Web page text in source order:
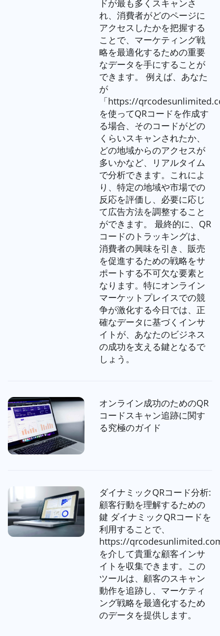
ドが最も多くスキャンさ
れ、消費者がどのページに
アクセスしたかを把握する
ことで、マーケティング戦
略を最適化するための重要
なデータを手にすることが
できます。 例えば、あなた
が
「https://
を使ってQRコードを作成す
る場合、そのコードがどの
くらいスキャンされたか、
どの地域からのアクセスが
多いかなど、リアルタイム
で分析できます。これによ
り、特定の地域や市場での
反応を評価し、必要に応じ
て広告方法を調整すること
ができます。 最終的に、QR
コードのトラッキングは、
消費者の興味を引き、販売
を促進するための戦略をサ
ポートする不可欠な要素と
なります。特にオンライン
マーケットプレイスでの競
争が激化する今日では、正
確なデータに基づくインサ
イトが、あなたのビジネス
の成功を支える鍵となるで
しょう。
オンライン成功のためのQR
コードスキャン追跡に関す
る究極のガイド
ダイナミックQRコード分析:
顧客行動を理解するための
鍵 ダイナミックQRコードを
利用することで、
https://
を介して貴重な顧客インサ
イトを収集できます。この
ツールは、顧客のスキャン
動作を追跡し、マーケティ
ング戦略を最適化するため
のデータを提供します。